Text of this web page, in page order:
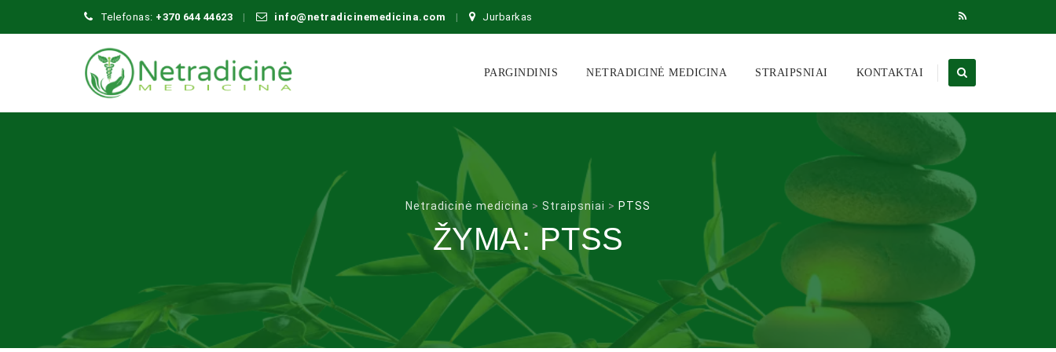
Telefonas: +370 644 44623 info@netradicinemedicina.com Jurbarkas
content
PARGINDINIS NETRADICINĖ MEDICINA STRAIPSNIAI KONTAKTAI
Netradicinė medicina > Straipsniai > PTSS
ŽYMA: PTSS